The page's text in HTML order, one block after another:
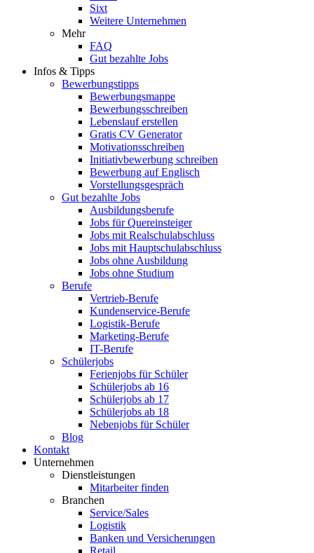
Sixt
Weitere Unternehmen
Mehr
FAQ
Gut bezahlte Jobs
Infos & Tipps
Bewerbungstipps
Bewerbungsmappe
Bewerbungsschreiben
Lebenslauf erstellen
Gratis CV Generator
Motivationsschreiben
Initiativbewerbung schreiben
Bewerbung auf Englisch
Vorstellungsgespräch
Gut bezahlte Jobs
Ausbildungsberufe
Jobs für Quereinsteiger
Jobs mit Realschulabschluss
Jobs mit Hauptschulabschluss
Jobs ohne Ausbildung
Jobs ohne Studium
Berufe
Vertrieb-Berufe
Kundenservice-Berufe
Logistik-Berufe
Marketing-Berufe
IT-Berufe
Schülerjobs
Ferienjobs für Schüler
Schülerjobs ab 16
Schülerjobs ab 17
Schülerjobs ab 18
Nebenjobs für Schüler
Blog
Kontakt
Unternehmen
Dienstleistungen
Mitarbeiter finden
Branchen
Service/Sales
Logistik
Banken und Versicherungen
Retail